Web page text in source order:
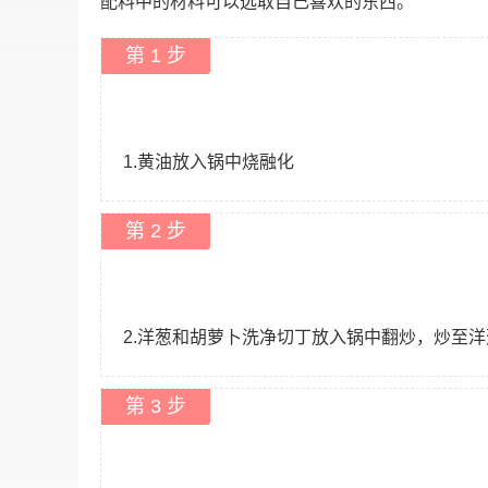
第 1 步
1.黄油放入锅中烧融化
第 2 步
2.洋葱和胡萝卜洗净切丁放入锅中翻炒，炒至
第 3 步